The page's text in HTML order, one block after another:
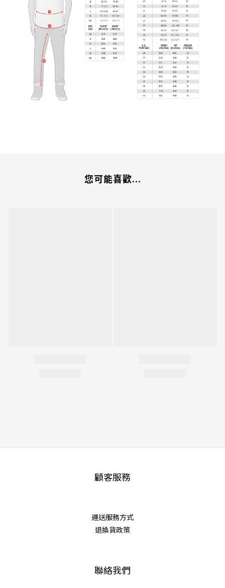
您可能喜歡...
顧客服務
運送服務方式
退換貨政策
聯絡我們